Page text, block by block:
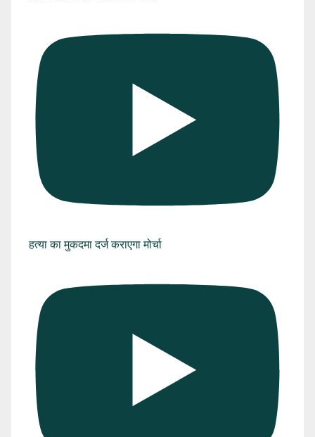
हत्या का मुकदमा दर्ज कराएगा मोर्चा